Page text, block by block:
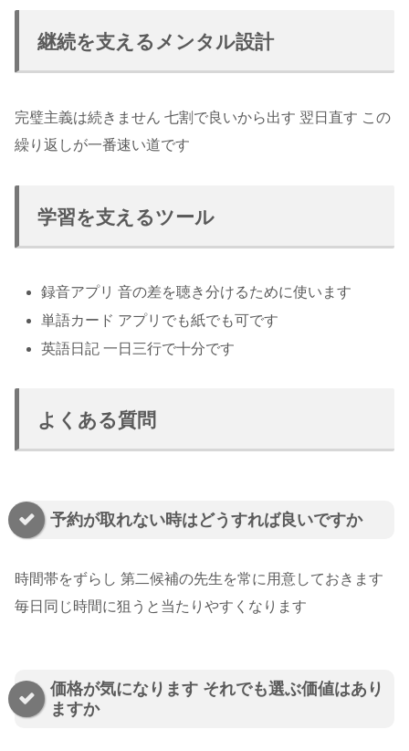
継続を支えるメンタル設計
完璧主義は続きません 七割で良いから出す 翌日直す この
繰り返しが一番速い道です
学習を支えるツール
録音アプリ 音の差を聴き分けるために使います
単語カード アプリでも紙でも可です
英語日記 一日三行で十分です
よくある質問
予約が取れない時はどうすれば良いですか
時間帯をずらし 第二候補の先生を常に用意しておきます
毎日同じ時間に狙うと当たりやすくなります
価格が気になります それでも選ぶ価値はあり
ますか